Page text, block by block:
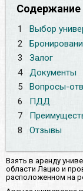
Содержание
1
Выбор
2
3
Залог
4
Документы
5
Вопросы-
6
ПДД
7
8
Отзывы
Взять в аренду
области Лацио и
расположенном на